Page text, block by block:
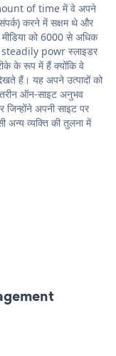
of time में वे अपने
करने में सक्षम थे और
को 6000 से अधिक
steadily powr स्लाइडर
के रूप में हैं क्योंकि वे
हैं। यह अपने उत्पादों को
ऑन-साइट अनुभव
अपनी साइट पर
अन्य व्यक्ति की तुलना में